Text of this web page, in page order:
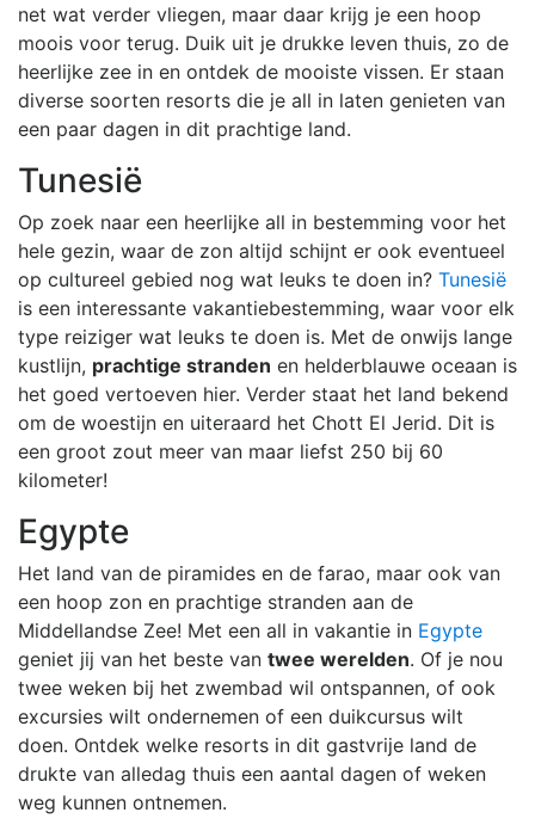
net wat verder vliegen, maar daar krijg je een hoop
moois voor terug. Duik uit je drukke leven thuis, zo de
heerlijke zee in en ontdek de mooiste vissen. Er staan
diverse soorten resorts die je all in laten genieten van
een paar dagen in dit prachtige land.
Tunesië
Op zoek naar een heerlijke all in bestemming voor het
hele gezin, waar de zon altijd schijnt er ook eventueel
op cultureel gebied nog wat leuks te doen in? Tunesië
is een interessante vakantiebestemming, waar voor elk
type reiziger wat leuks te doen is. Met de onwijs lange
kustlijn, prachtige stranden en helderblauwe oceaan is
het goed vertoeven hier. Verder staat het land bekend
om de woestijn en uiteraard het Chott El Jerid. Dit is
een groot zout meer van maar liefst 250 bij 60
kilometer!
Egypte
Het land van de piramides en de farao, maar ook van
een hoop zon en prachtige stranden aan de
Middellandse Zee! Met een all in vakantie in Egypte
geniet jij van het beste van twee werelden. Of je nou
twee weken bij het zwembad wil ontspannen, of ook
excursies wilt ondernemen of een duikcursus wilt
doen. Ontdek welke resorts in dit gastvrije land de
drukte van alledag thuis een aantal dagen of weken
weg kunnen ontnemen.